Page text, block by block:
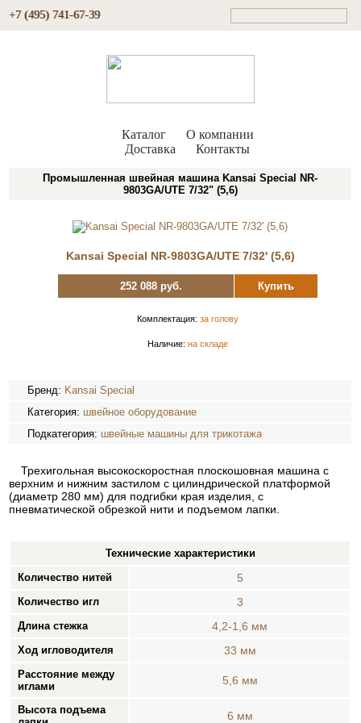
+7 (495) 741-67-39
Каталог
О компании
Доставка
Контакты
Промышленная швейная машина Kansai Special NR-
9803GA/UTЕ 7/32" (5,6)
Kansai Special NR-9803GA/UTЕ 7/32' (5,6)
252 088 руб. Купить
Комплектация: за голову
Наличие: на складе
Бренд: Kansai Special
Категория: швейное оборудование
Подкатегория: швейные машины для трикотажа
Трехигольная высокоскоростная плоскошовная машина с
верхним и нижним застилом с цилиндрической платформой
(диаметр 280 мм) для подгибки края изделия, с
пневматической обрезкой нити и подъемом лапки.
Технические характеристики
Количество нитей
5
Количество игл 3
Длина стежка 4,2-1,6 мм
Ход игловодителя 33 мм
Расстояние между
иглами
5,6 мм
Высота подъема
6 мм